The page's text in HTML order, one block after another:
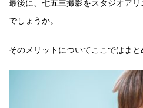
最後に、七五三撮影をスタジオア
でしょうか。
そのメリットについてここではまと